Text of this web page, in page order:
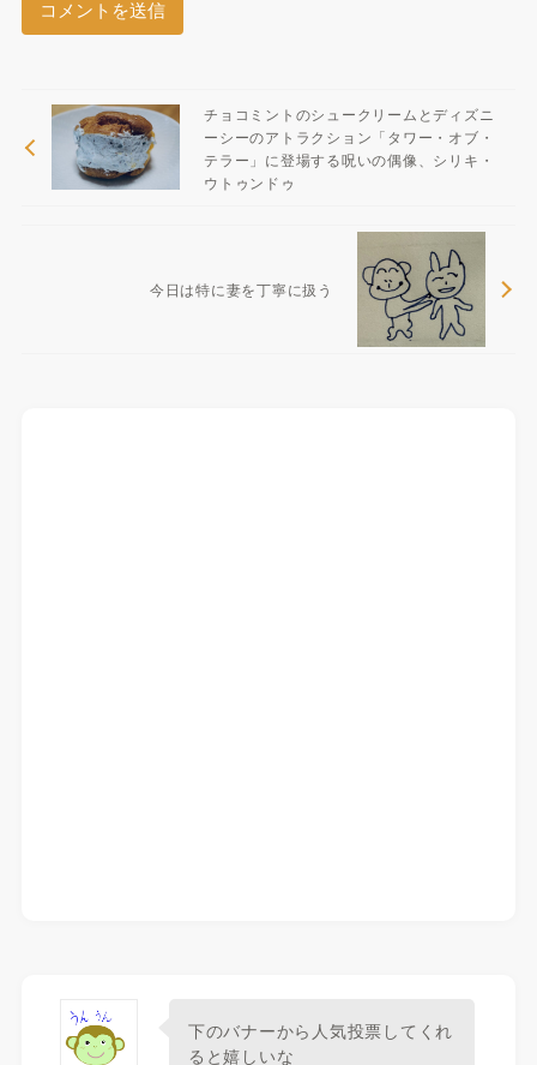
チョコミントのシュークリームとディズニ
ーシーのアトラクション「タワー・オブ・
テラー」に登場する呪いの偶像、シリキ・
ウトゥンドゥ
今日は特に妻を丁寧に扱う
下のバナーから人気投票してくれ
ると嬉しいな